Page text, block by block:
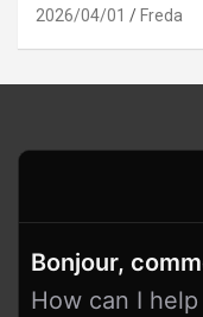
2026/04/01 Freda
Bonjour,
How can I